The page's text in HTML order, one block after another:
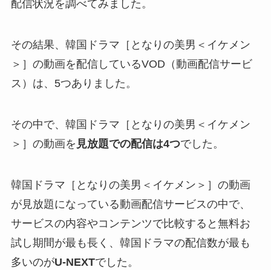
配信状況を調べてみました。
その結果、韓国ドラマ［となりの美男＜イケメン
＞］の動画を配信しているVOD（動画配信サービ
ス）は、5つありました。
その中で、韓国ドラマ［となりの美男＜イケメン
＞］の動画を 見放題での配信は4つでした。
韓国ドラマ［となりの美男＜イケメン＞］の動画
が見放題になっている動画配信サービスの中で、
サービスの内容やコンテンツで比較すると無料お
試し期間が最も長く、韓国ドラマの配信数が最も
多いのがU-NEXTでした。